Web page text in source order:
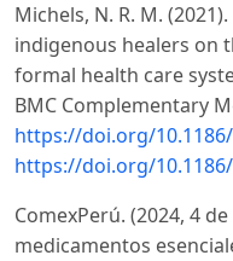
Michels, N. R. M.
indigenous healers on
formal health care
BMC Complementary
https://doi.org/10.1186/
https://doi.org/10.1186/
ComexPerú. (2024, 4
medicamentos